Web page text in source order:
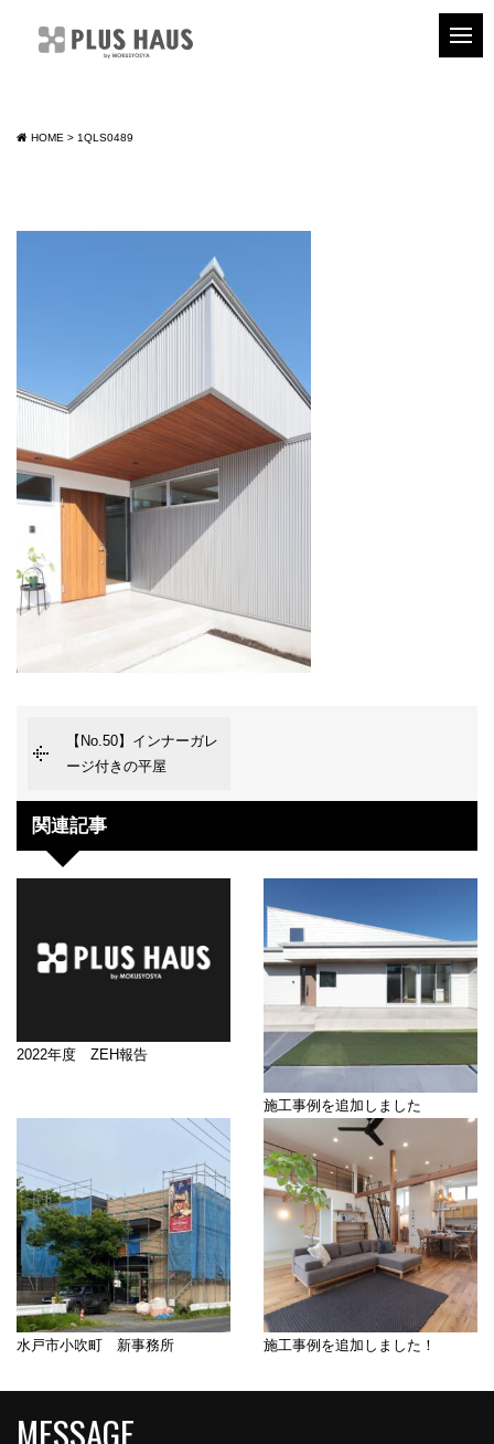
HOME > 1QLS0489
【No.50】インナーガレ
ージ付きの平屋
関連記事
2022年度 ZEH報告
施工事例を追加しました
水戸市小吹町 新事務所 施工事例を追加しました！